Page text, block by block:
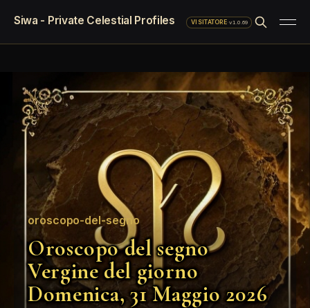
Siwa - Private Celestial Profiles VISITATORE·v1.0.69
oroscopo-del-segno
Oroscopo del segno
Vergine del giorno
Domenica, 31 Maggio 2026